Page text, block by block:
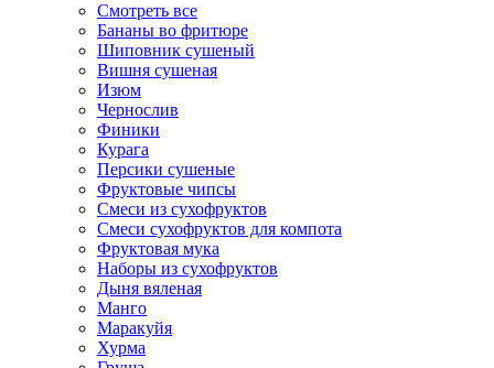
Смотреть все
Бананы во фритюре
Шиповник сушеный
Вишня сушеная
Изюм
Чернослив
Финики
Курага
Персики сушеные
Фруктовые чипсы
Смеси из сухофруктов
Смеси сухофруктов для компота
Фруктовая мука
Наборы из сухофруктов
Дыня вяленая
Манго
Маракуйя
Хурма